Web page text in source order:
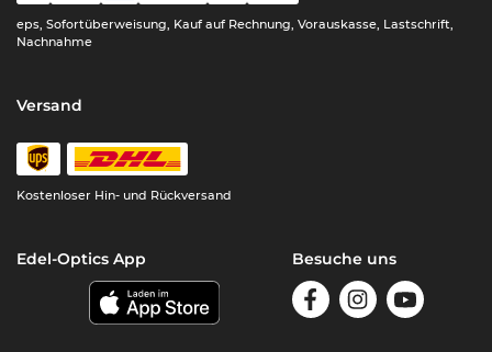
eps, Sofortüberweisung, Kauf auf Rechnung, Vorauskasse, Lastschrift,
Nachnahme
Versand
Kostenloser Hin- und Rückversand
Edel-Optics App Besuche uns